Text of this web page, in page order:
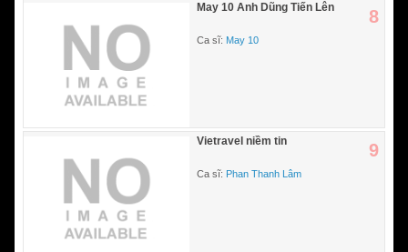
May 10 Anh Dũng Tiến Lên 8
Ca sĩ: May 10
Vietravel niềm tin 9
Ca sĩ: Phan Thanh Lâm